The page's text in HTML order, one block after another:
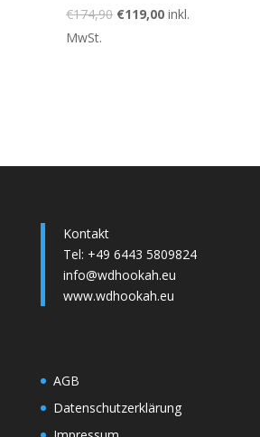
€174,90 €119,00 inkl.
MwSt.
Kontakt
Tel: +49 6443 5809824
info@wdhookah.eu
www.wdhookah.eu
AGB
Datenschutzerklärung